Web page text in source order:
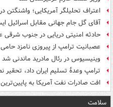
اعتراف تحلیلگر آمریکایی؛ واشنگتن
آقای گل جام جهانی مقابل اسرائیل
حادثه امنیتی دریایی در جنوب شرقی
عصبانیت ترامپ از پیروزی نامزد
وینیسیوس در رئال مادرید ماندنی شد
ترامپ وعدۀ تسلیم ایران داد،
افت صادرات نفت آمریکا به پایین‌ترین حجم در
سلامت